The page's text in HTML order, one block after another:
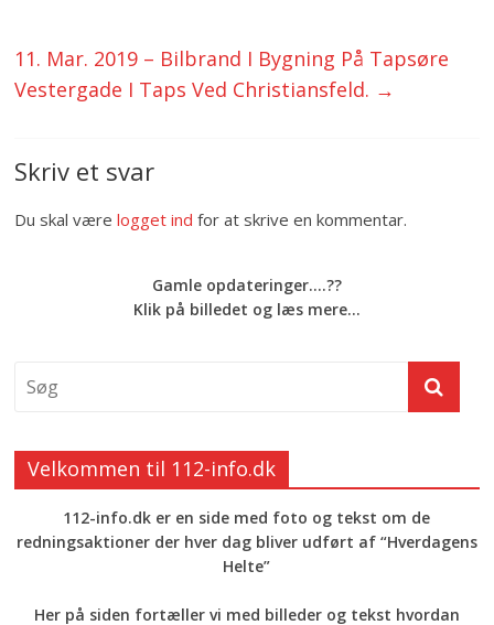
11. Mar. 2019 – Bilbrand I Bygning På Tapsøre
Vestergade I Taps Ved Christiansfeld. →
Skriv et svar
Du skal værelogget ind for at skrive en kommentar.
Gamle opdateringer....??
Klik på billedet og læs mere...
Velkommen til 112-info.dk
112-info.dk er en side med foto og tekst om de
redningsaktioner der hver dag bliver udført af “Hverdagens
Helte”
Her på siden fortæller vi med billeder og tekst hvordan